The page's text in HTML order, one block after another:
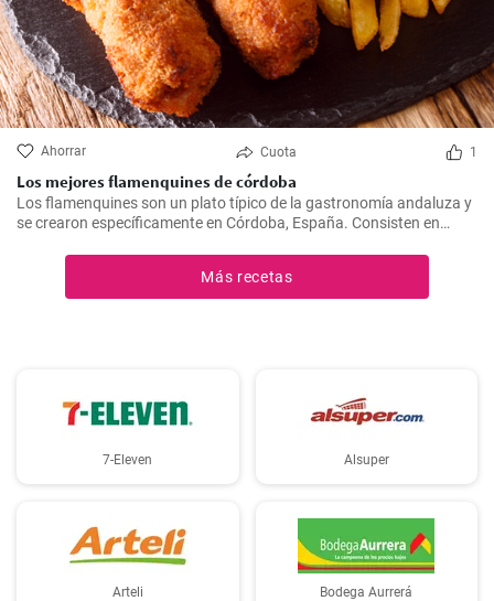
Ahorrar Cuota 1
Los mejores flamenquines de córdoba
Los flamenquines son un plato típico de la gastronomía andaluza y
se crearon específicamente en Córdoba, España. Consisten en
crujientes por fuera y jugosos por dentro, generalmente se sirven
como tapas y son comúnmente acompañados con papas fritas y
mayonesa.
Más recetas
7-Eleven Alsuper
Arteli Bodega Aurrerá